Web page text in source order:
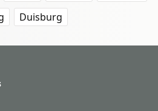
Duisburg